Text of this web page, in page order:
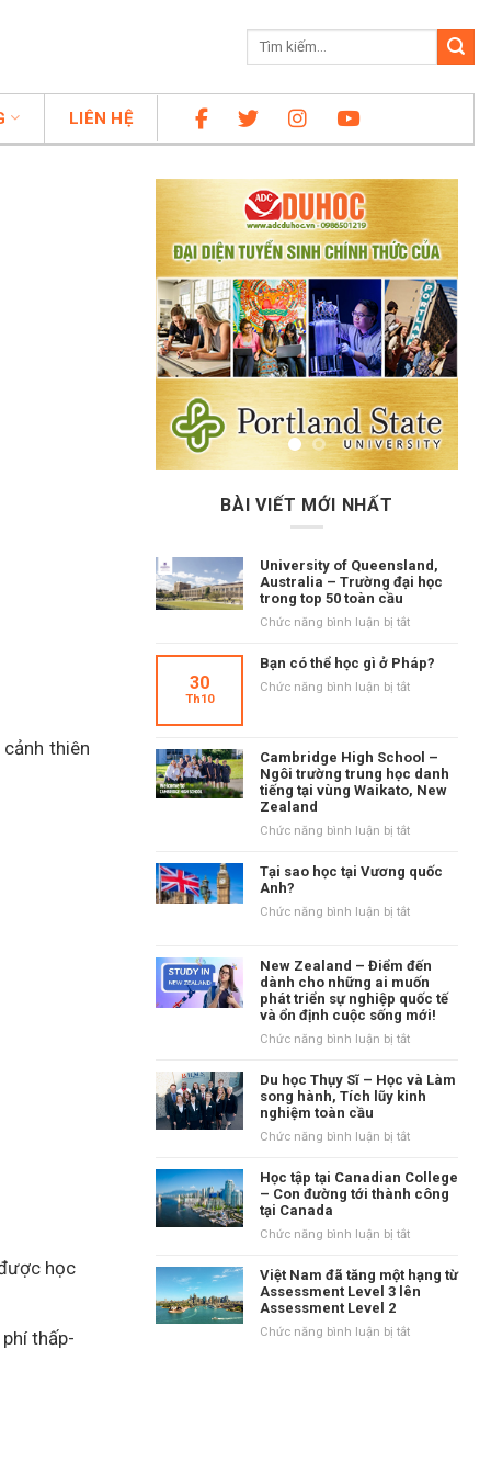
LIÊN HỆ
thiên
học
thấp-
BÀI VIẾT MỚI NHẤT
University of Queensland,
Australia – Trường đại học
trong top 50 toàn cầu
Chức năng bình luận bị tắtở
of
đại
học
trong
50
cầu
30
Th10
Bạn có thể học gì ở Pháp?
Chức năng bình luận bị tắtở
học
gì
ở
Cambridge High School –
Ngôi trường trung học danh
tiếng tại vùng Waikato, New
Zealand
Chức năng bình luận bị tắtở
High
trung
học
danh
tiếng
tại
Waikato,
New
Tại sao học tại Vương quốc
Anh?
Chức năng bình luận bị tắtở
học
tại
Vương
quốc
Anh?
New Zealand – Điểm đến
dành cho những ai muốn
phát triển sự nghiệp quốc tế
và ổn định cuộc sống mới!
Chức năng bình luận bị tắtở
Zealand
–
đến
cho
những
sự
nghiệp
tế
Du học Thụy Sĩ – Học và Làm
song hành, Tích lũy kinh
nghiệm toàn cầu
Chức năng bình luận bị tắtở
học
Thụy
–
và
Làm
Học tập tại Canadian College
– Con đường tới thành công
tại Canada
Chức năng bình luận bị tắtở
tập
tại
College
Việt Nam đã tăng một hạng từ
Assessment Level 3 lên
Assessment Level 2
Chức năng bình luận bị tắtở